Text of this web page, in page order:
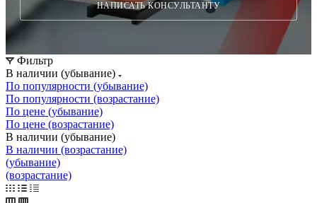
НАПИСАТЬ КОНСУЛЬТАНТУ
Фильтр
В наличии (убывание)
По популярности (убывание)
По популярности (возрастание)
По цене (убывание)
По цене (возрастание)
В наличии (убывание)
В наличии (возрастание)
(убывание)
(возрастание)